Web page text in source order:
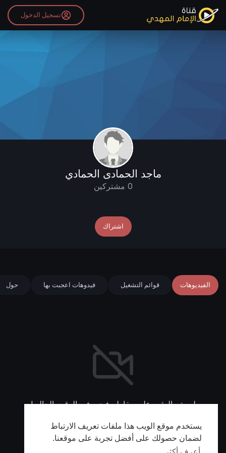
يستخدم موقع الويب هذا ملفات تعريف الارتباط
لضمان حصولك على أفضل تجربة على موقعنا.
تسجيل الدخول
ماجد الحمادى الحمادي
0 مشتركين
اشتراك
الفيديوهات قوائم التشغيل فيدوهات اعجبت بها حول
لم يتم العثور على مقاطع فيديو في الوقت الحالي!